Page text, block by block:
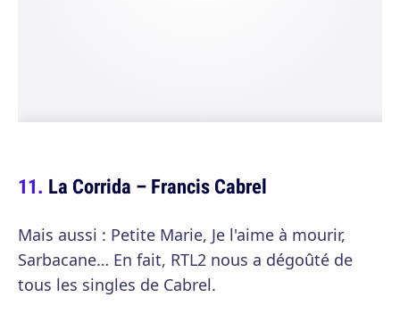
La Corrida – Francis Cabrel
Mais aussi : Petite Marie, Je l'aime à mourir,
Sarbacane… En fait, RTL2 nous a dégoûté de
tous les singles de Cabrel.